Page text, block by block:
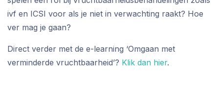
ivf en ICSI voor als je niet in verwachting raakt? Hoe
ver mag je gaan?
Direct verder met de e-learning ‘Omgaan met
verminderde vruchtbaarheid’? Klik dan hier.